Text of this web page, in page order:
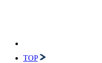
TOP